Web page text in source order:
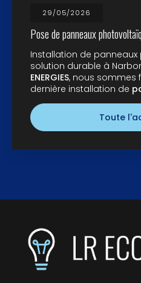
29/05/2026
Pose de panneaux
Installation de
solution durable à
ENERGIES, nous sommes
dernière installation de
Toute